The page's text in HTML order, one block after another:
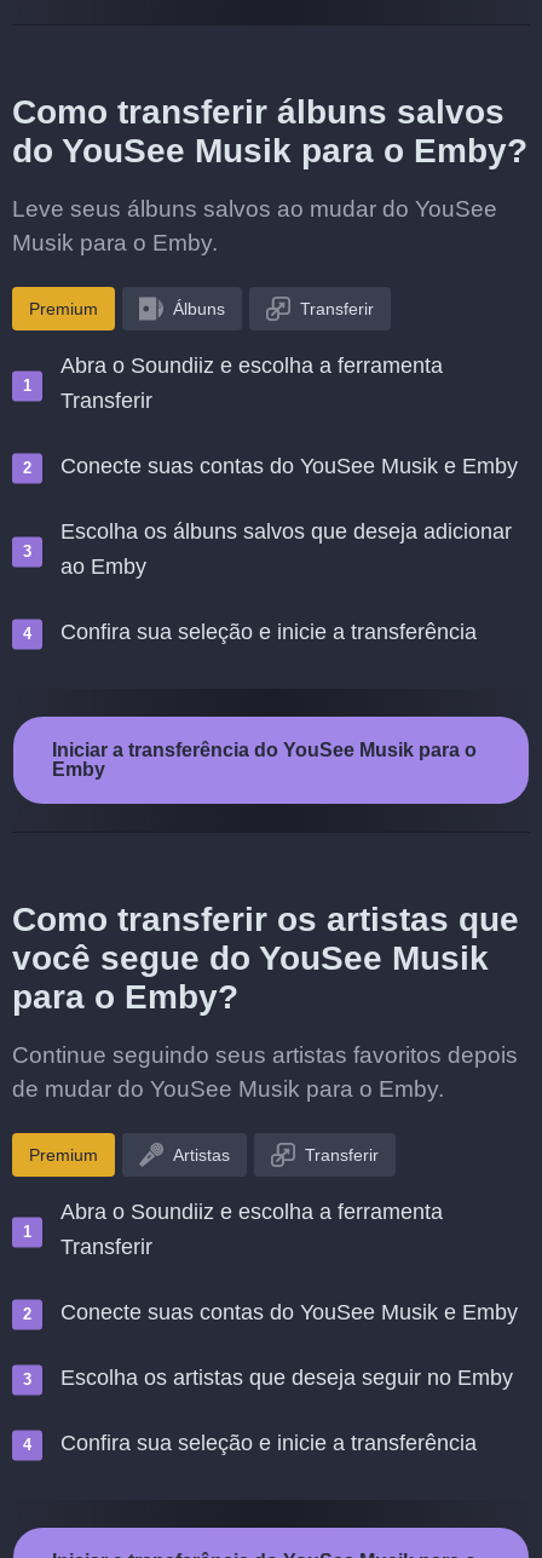
Como transferir álbuns salvos
do YouSee Musik para o Emby?
Leve seus álbuns salvos ao mudar do YouSee
Musik para o Emby.
Premium Álbuns Transferir
Abra o Soundiiz e escolha a ferramenta
Transferir
Conecte suas contas do YouSee Musik e Emby
Escolha os álbuns salvos que deseja adicionar
ao Emby
Confira sua seleção e inicie a transferência
Iniciar a transferência do YouSee Musik para o
Emby
Como transferir os artistas que
você segue do YouSee Musik
para o Emby?
Continue seguindo seus artistas favoritos depois
de mudar do YouSee Musik para o Emby.
Premium Artistas Transferir
Abra o Soundiiz e escolha a ferramenta
Transferir
Conecte suas contas do YouSee Musik e Emby
Escolha os artistas que deseja seguir no Emby
Confira sua seleção e inicie a transferência